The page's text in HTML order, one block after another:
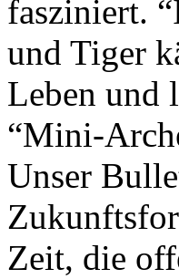
fasziniert.
und Tiger
Leben und
“Mini-
Unser
Zeit, die